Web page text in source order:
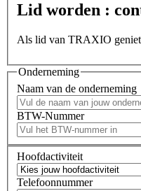
Lid worden :
Als lid van TRAXIO geniet
Onderneming
Naam van de onderneming
BTW-Nummer
Hoofdactiviteit
Telefoonnummer